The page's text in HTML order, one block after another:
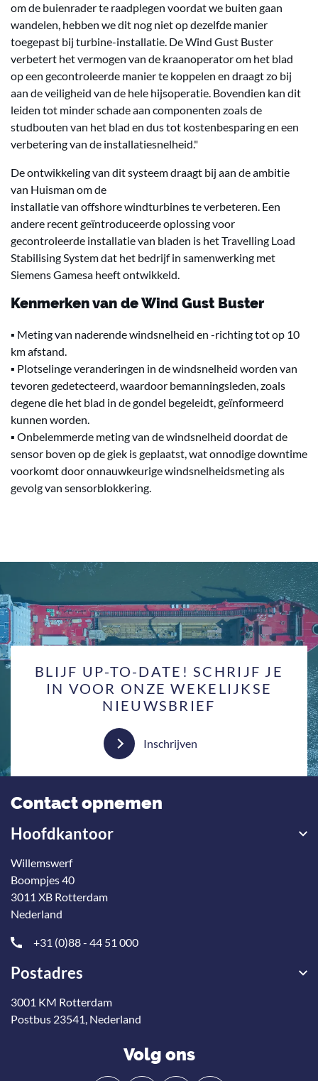
om de buienrader te raadplegen voordat we buiten gaan
wandelen, hebben we dit nog niet op dezelfde manier
toegepast bij turbine-installatie. De Wind Gust Buster
verbetert het vermogen van de kraanoperator om het blad
op een gecontroleerde manier te koppelen en draagt zo bij
aan de veiligheid van de hele hijsoperatie. Bovendien kan dit
leiden tot minder schade aan componenten zoals de
studbouten van het blad en dus tot kostenbesparing en een
verbetering van de installatiesnelheid."
De ontwikkeling van dit systeem draagt bij aan de ambitie
van Huisman om de
installatie van offshore windturbines te verbeteren. Een
andere recent geïntroduceerde oplossing voor
gecontroleerde installatie van bladen is het Travelling Load
Stabilising System dat het bedrijf in samenwerking met
Siemens Gamesa heeft ontwikkeld.
Kenmerken van de Wind Gust Buster
▪ Meting van naderende windsnelheid en -richting tot op 10
km afstand.
▪ Plotselinge veranderingen in de windsnelheid worden van
tevoren gedetecteerd, waardoor bemanningsleden, zoals
degene die het blad in de gondel begeleidt, geïnformeerd
kunnen worden.
▪ Onbelemmerde meting van de windsnelheid doordat de
sensor boven op de giek is geplaatst, wat onnodige downtime
voorkomt door onnauwkeurige windsnelheidsmeting als
gevolg van sensorblokkering.
BLIJF UP-TO-DATE! SCHRIJF JE
IN VOOR ONZE WEKELIJKSE
NIEUWSBRIEF
Inschrijven
Contact opnemen
Hoofdkantoor
Willemswerf
Boompjes 40
3011 XB Rotterdam
Nederland
+31 (0)88 - 44 51 000
Postadres
3001 KM Rotterdam
Postbus 23541, Nederland
Volg ons